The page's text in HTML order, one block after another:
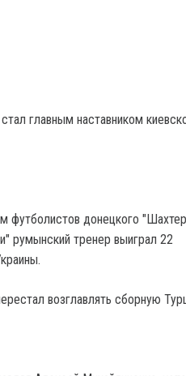
главным наставником
футболистов донецкого
румынский тренер выиграл 22
возглавлять сборную